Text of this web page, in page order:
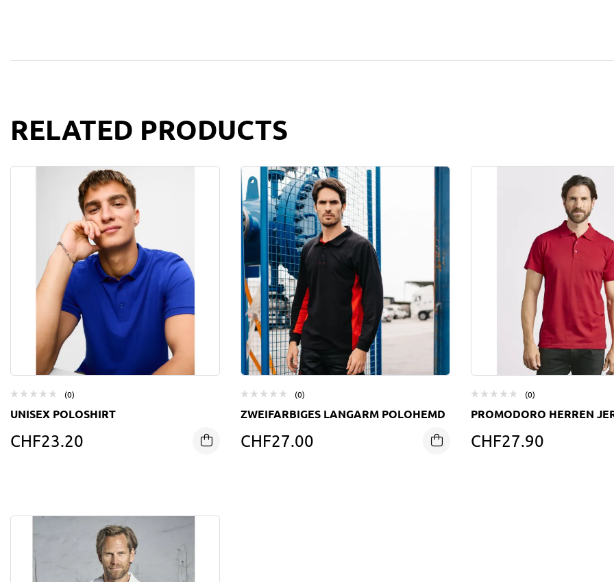
RELATED PRODUCTS
(0)
UNISEX POLOSHIRT
CHF23.20
(0)
ZWEIFARBIGES LANGARM POLOHEMD
CHF27.00
(0)
PROMODORO HERREN
CHF27.90